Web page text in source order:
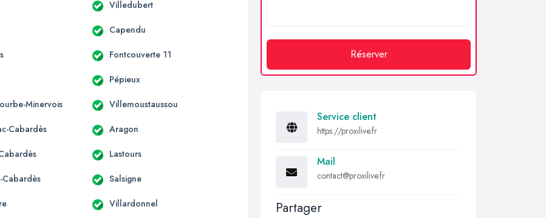
Villedubert
Capendu
Fontcouverte 11
Pépieux
Minervois Villemoustaussou
Cabardès Aragon
Lastours
Cabardès Salsigne
Villardonnel
Réserver
Service client
https://proxilive.fr
Mail
contact@proxilive.fr
Partager